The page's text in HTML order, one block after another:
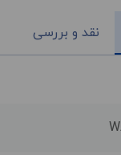
نقد و بررسی